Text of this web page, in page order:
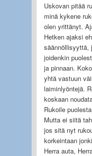
Uskovan pitää
minä kykene
olen yrittänyt.
Hetken ajaksi
säännöllisyyttä,
joidenkin
ja pinnaan.
yhtä vastuun
laiminlyöntejä.
koskaan
Rukoile
Mutta ei siitä
jos sitä nyt
korkeintaan
Herra auta,